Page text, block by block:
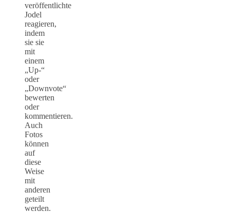
veröffentlichte
Jodel
reagieren,
indem
sie sie
mit
einem
„Up-“
oder
„Downvote“
bewerten
oder
kommentieren.
Auch
Fotos
können
auf
diese
Weise
mit
anderen
geteilt
werden.